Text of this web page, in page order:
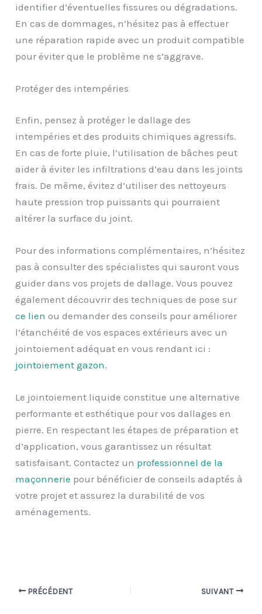
identifier d’éventuelles fissures ou dégradations.
En cas de dommages, n’hésitez pas à effectuer
une réparation rapide avec un produit compatible
pour éviter que le problème ne s’aggrave.
Protéger des intempéries
Enfin, pensez à protéger le dallage des
intempéries et des produits chimiques agressifs.
En cas de forte pluie, l’utilisation de bâches peut
aider à éviter les infiltrations d’eau dans les joints
frais. De même, évitez d’utiliser des nettoyeurs
haute pression trop puissants qui pourraient
altérer la surface du joint.
Pour des informations complémentaires, n’hésitez
pas à consulter des spécialistes qui sauront vous
guider dans vos projets de dallage. Vous pouvez
également découvrir des techniques de pose sur
ce lien ou demander des conseils pour améliorer
l’étanchéité de vos espaces extérieurs avec un
jointoiement adéquat en vous rendant ici :
jointoiement gazon.
Le jointoiement liquide constitue une alternative
performante et esthétique pour vos dallages en
pierre. En respectant les étapes de préparation et
d’application, vous garantissez un résultat
satisfaisant. Contactez un professionnel de la
maçonnerie pour bénéficier de conseils adaptés à
votre projet et assurez la durabilité de vos
aménagements.
PRÉCÉDENT SUIVANT